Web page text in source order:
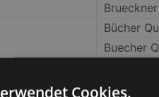
Bücher
Buecher
Cookies.